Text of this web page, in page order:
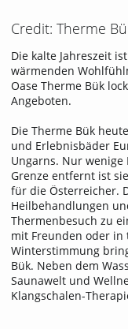
Credit: Therme
Die kalte Jahreszeit
wärmenden
Oase Therme Bük
Angeboten.
Die Therme Bük
und Erlebnisbäder
Ungarns. Nur
Grenze entfernt ist
für die Österreicher.
Heilbehandlungen
Thermenbesuch zu
mit Freunden oder
Winterstimmung
Bük. Neben dem
Saunawelt und
Klangschalen-